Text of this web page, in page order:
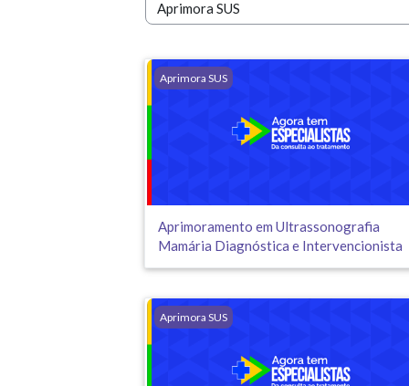
Categorias de Cursos
Aprimoramento em Ultrassonografia
Aprimora SUS
Aprimoramento em Ultrassonografia
Mamária Diagnóstica e Intervencionista
Aprimoramento em Colposcopia e
Aprimora SUS